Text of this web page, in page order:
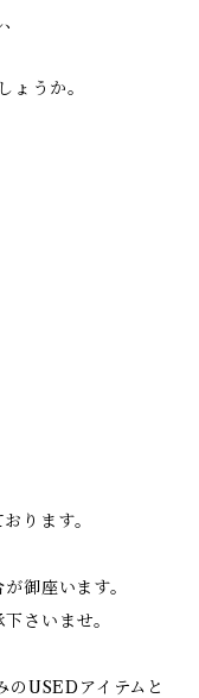
ょうか。
ります。
御座います。
さいませ。
USEDアイテムと